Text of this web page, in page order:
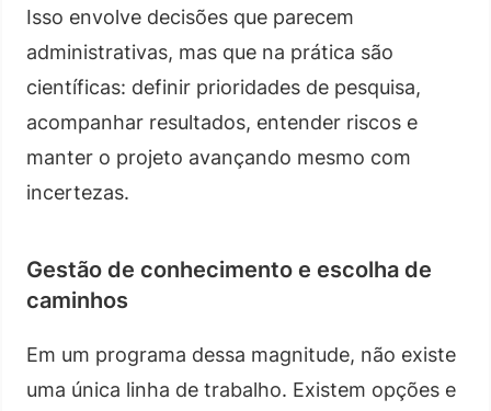
Isso envolve decisões que parecem
administrativas, mas que na prática são
científicas: definir prioridades de pesquisa,
acompanhar resultados, entender riscos e
manter o projeto avançando mesmo com
incertezas.
Gestão de conhecimento e escolha de
caminhos
Em um programa dessa magnitude, não existe
uma única linha de trabalho. Existem opções e